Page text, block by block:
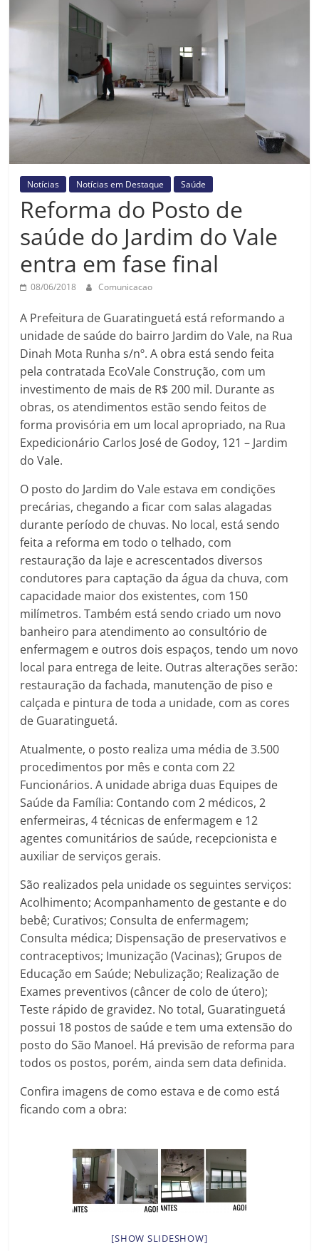
Estância
Guaratinguetá
Notícias Notícias em Destaque Saúde
Reforma do Posto de
saúde do Jardim do Vale
entra em fase final
08/06/2018 Comunicacao
A Prefeitura de Guaratinguetá está reformando a
unidade de saúde do bairro Jardim do Vale, na Rua
Dinah Mota Runha s/nº. A obra está sendo feita
pela contratada EcoVale Construção, com um
investimento de mais de R$ 200 mil. Durante as
obras, os atendimentos estão sendo feitos de
forma provisória em um local apropriado, na Rua
Expedicionário Carlos José de Godoy, 121 – Jardim
do Vale.
O posto do Jardim do Vale estava em condições
precárias, chegando a ficar com salas alagadas
durante período de chuvas. No local, está sendo
feita a reforma em todo o telhado, com
restauração da laje e acrescentados diversos
condutores para captação da água da chuva, com
capacidade maior dos existentes, com 150
milímetros. Também está sendo criado um novo
banheiro para atendimento ao consultório de
enfermagem e outros dois espaços, tendo um novo
local para entrega de leite. Outras alterações serão:
restauração da fachada, manutenção de piso e
calçada e pintura de toda a unidade, com as cores
de Guaratinguetá.
Atualmente, o posto realiza uma média de 3.500
procedimentos por mês e conta com 22
Funcionários. A unidade abriga duas Equipes de
Saúde da Família: Contando com 2 médicos, 2
enfermeiras, 4 técnicas de enfermagem e 12
agentes comunitários de saúde, recepcionista e
auxiliar de serviços gerais.
São realizados pela unidade os seguintes serviços:
Acolhimento; Acompanhamento de gestante e do
bebê; Curativos; Consulta de enfermagem;
Consulta médica; Dispensação de preservativos e
contraceptivos; Imunização (Vacinas); Grupos de
Educação em Saúde; Nebulização; Realização de
Exames preventivos (câncer de colo de útero);
Teste rápido de gravidez. No total, Guaratinguetá
possui 18 postos de saúde e tem uma extensão do
posto do São Manoel. Há previsão de reforma para
todos os postos, porém, ainda sem data definida.
Confira imagens de como estava e de como está
ficando com a obra:
[SHOW SLIDESHOW]